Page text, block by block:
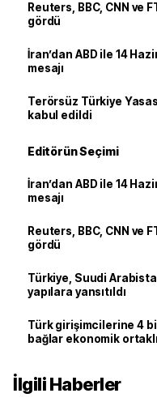
Reuters, BBC, CNN ve
gördü
İran’dan ABD ile 14
mesajı
Terörsüz Türkiye
kabul edildi
Editörün Seçimi
İran’dan ABD ile 14
mesajı
Reuters, BBC, CNN ve
gördü
Türkiye, Suudi
yapılara yansıtıldı
Türk girişimcilerine 4
bağlar ekonomik
İlgili Haberler